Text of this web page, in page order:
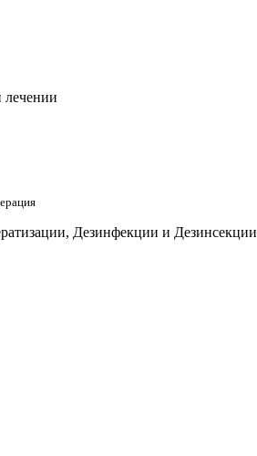
лечении
Дезинфекции и Дезинсекции